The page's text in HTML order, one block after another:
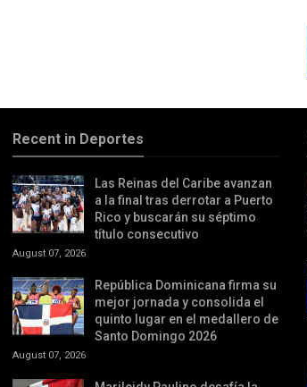
Recent in Deportes
Las Reinas del Caribe avanzan
a la final tras derrotar a Puerto
Rico y buscarán su séptimo
título consecutivo
August 07, 2026
República Dominicana firma su
mejor jornada y consolida el
quinto lugar en el medallero de
Santo Domingo 2026
August 07, 2026